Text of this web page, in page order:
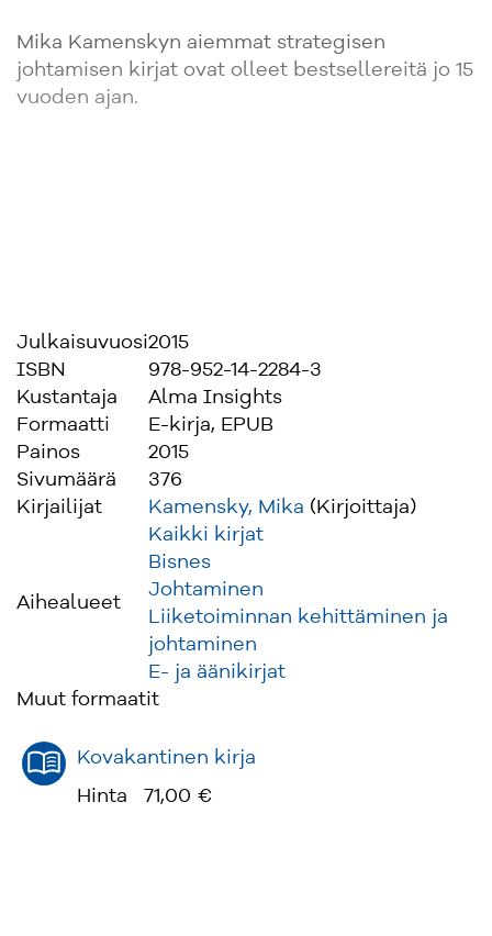
Mika Kamenskyn aiemmat strategisen
johtamisen kirjat ovat olleet bestsellereitä jo 15
vuoden ajan.
Julkaisuvuosi2015
ISBN
978-952-14-2284-3
Kustantaja
Alma Insights
Formaatti
E-kirja, EPUB
Painos
2015
Sivumäärä
376
Kirjailijat
Kamensky, Mika (Kirjoittaja)
Aihealueet
Kaikki kirjat
Bisnes
Johtaminen
Liiketoiminnan kehittäminen ja
johtaminen
E- ja äänikirjat
Muut formaatit
Kovakantinen kirja
Hinta
71,00 €